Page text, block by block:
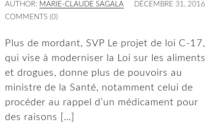
AUTHOR: MARIE-CLAUDE SAGALA
DÉCEMBRE 31, 2016
COMMENTS (0)
Plus de mordant, SVP Le projet de loi C-17,
qui vise à moderniser la Loi sur les aliments
et drogues, donne plus de pouvoirs au
ministre de la Santé, notamment celui de
procéder au rappel d’un médicament pour
des raisons […]